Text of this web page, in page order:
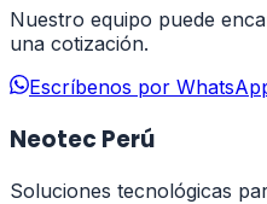
Nuestro equipo puede
una cotización.
Escríbenos por
Neotec Perú
Soluciones tecnológicas